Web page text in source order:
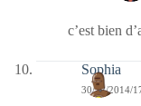
c’est bien
Sophia
30/12/2014/